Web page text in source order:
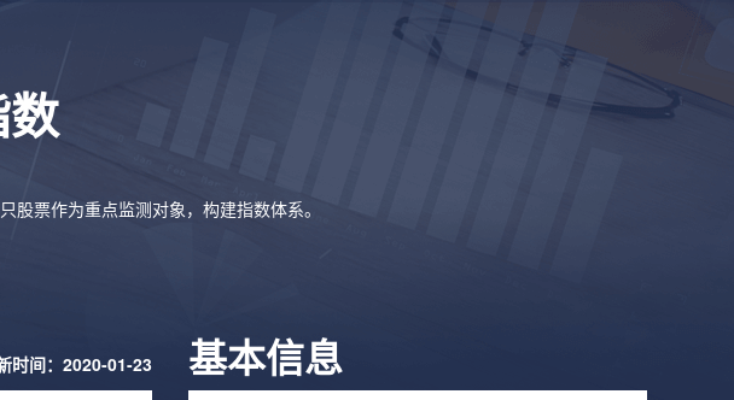
票作为重点监测对象，构建指数体系。
时间：2020-01-23 基本信息